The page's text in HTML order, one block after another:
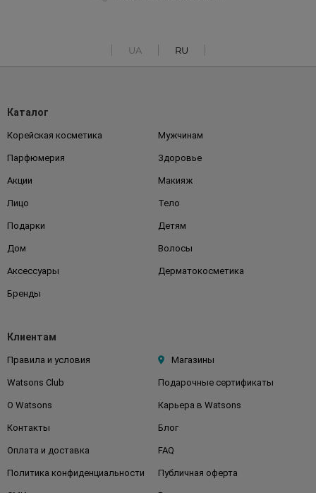
UA RU
Каталог
Корейская косметика Мужчинам
Парфюмерия Здоровье
Акции Макияж
Лицо Тело
Подарки Детям
Дом Волосы
Аксессуары Дерматокосметика
Бренды
Клиентам
Правила и условия Магазины
Watsons Club Подарочные сертификаты
О Watsons Карьера в Watsons
Контакты Блог
Оплата и доставка FAQ
Политика конфиденциальности Публичная оферта